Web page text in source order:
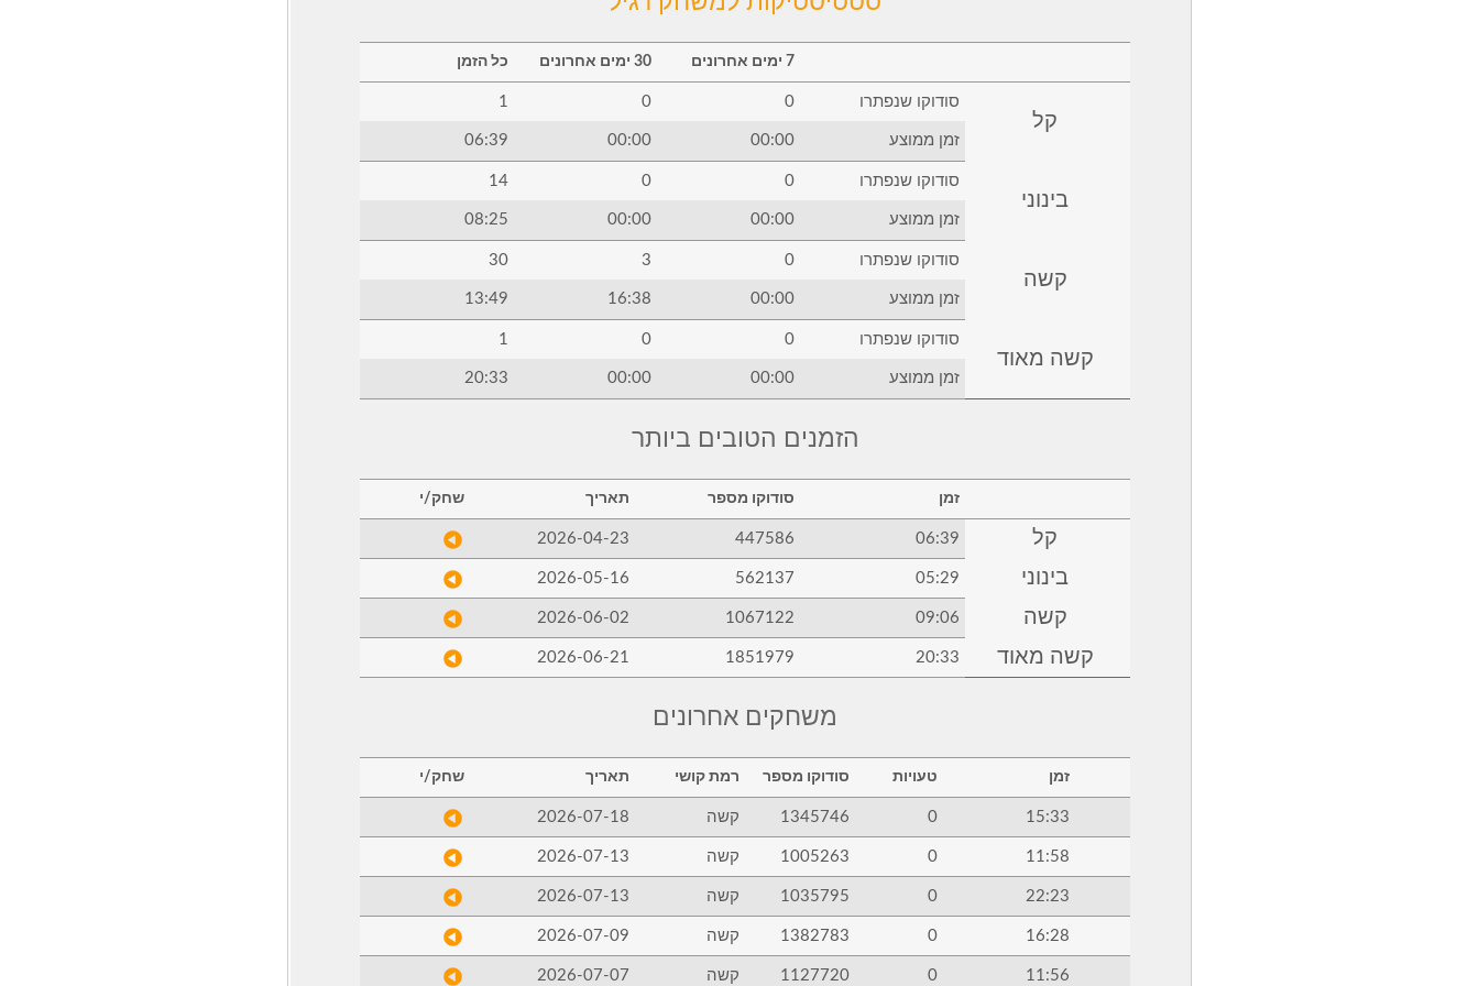
7 ימים אחרונים 30 ימים אחרונים כל הזמן
קל
סודוקו שנפתרו 0
0
1
זמן ממוצע 00:00
00:00
06:39
בינוני
סודוקו שנפתרו 0
0
14
זמן ממוצע 00:00
00:00
08:25
קשה
סודוקו שנפתרו 0
3
30
זמן ממוצע 00:00
16:38
13:49
קשה מאוד
סודוקו שנפתרו 0
0
1
זמן ממוצע 00:00
00:00
20:33
הזמנים הטובים ביותר
זמן סודוקו מספר תאריך שחק/י
קל 06:39
447586
2026-04-23
בינוני 05:29
562137
2026-05-16
קשה 09:06
1067122
2026-06-02
קשה מאוד 20:33
1851979
2026-06-21
משחקים אחרונים
זמן טעויות סודוקו מספר רמת קושי תאריך שחק/י
15:33
0
1345746 קשה 2026-07-18
11:58
0
1005263 קשה 2026-07-13
22:23
0
1035795 קשה 2026-07-13
16:28
0
1382783 קשה 2026-07-09
11:56
0
1127720 קשה 2026-07-07